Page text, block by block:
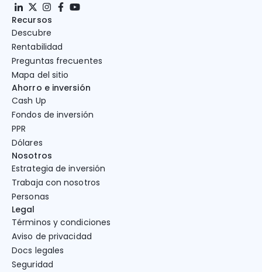
Recursos
Descubre
Rentabilidad
Preguntas frecuentes
Mapa del sitio
Ahorro e inversión
Cash Up
Fondos de inversión
PPR
Dólares
Nosotros
Estrategia de inversión
Trabaja con nosotros
Personas
Legal
Términos y condiciones
Aviso de privacidad
Docs legales
Seguridad